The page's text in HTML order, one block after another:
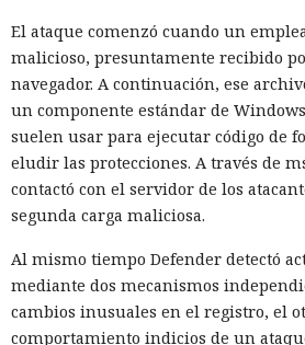
El ataque comenzó cuando un
malicioso, presuntamente recibido
navegador. A continuación, ese
un componente estándar de
suelen usar para ejecutar código de
eludir las protecciones. A través de
contactó con el servidor de los
segunda carga maliciosa.
Al mismo tiempo Defender detectó
mediante dos mecanismos
cambios inusuales en el registro, el
comportamiento indicios de un